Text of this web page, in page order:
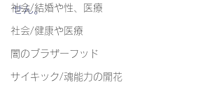
社会/結婚や性、医療
社会/健康や医療
闇のブラザーフッド
サイキック/魂能力の開花
せん。